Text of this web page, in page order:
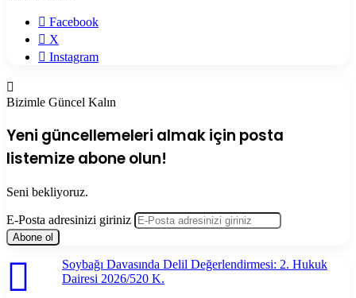
Facebook
X
Instagram
Bizimle Güncel Kalın
Yeni güncellemeleri almak için posta
listemize abone olun!
Seni bekliyoruz.
E-Posta adresinizi giriniz
Soybağı Davasında Delil Değerlendirmesi: 2. Hukuk
Dairesi 2026/520 K.